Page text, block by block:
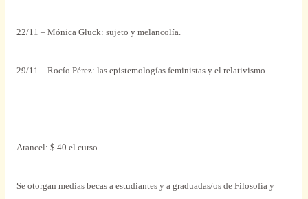
22/11 – Mónica Gluck: sujeto y melancolía.
29/11 – Rocío Pérez: las epistemologías feministas y el relativismo.
Arancel: $ 40 el curso.
Se otorgan medias becas a estudiantes y a graduadas/os de Filosofía y